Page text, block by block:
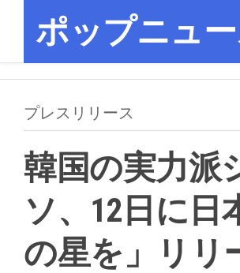
contentポップニュ
プレスリリース
韓国の実力派
ソ、12日に日
の星を」リリ